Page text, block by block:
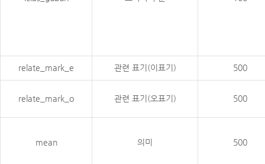
relate_mark_e 관련 표기(이표기) 500
relate_mark_o 관련 표기(오표기) 500
mean 의미 500